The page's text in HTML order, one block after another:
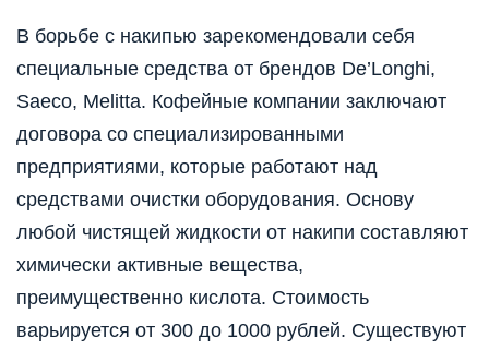
В борьбе с накипью зарекомендовали себя
специальные средства от брендов De’Longhi,
Saeco, Melitta. Кофейные компании заключают
договора со специализированными
предприятиями, которые работают над
средствами очистки оборудования. Основу
любой чистящей жидкости от накипи составляют
химически активные вещества,
преимущественно кислота. Стоимость
варьируется от 300 до 1000 рублей. Существуют